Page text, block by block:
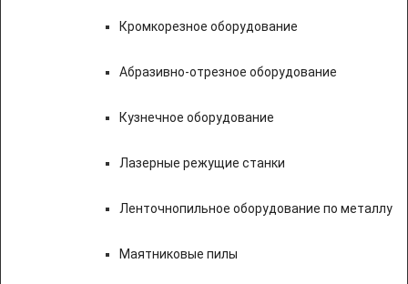
Кромкорезное оборудование
Абразивно-отрезное оборудование
Кузнечное оборудование
Лазерные режущие станки
Ленточнопильное оборудование по металлу
Маятниковые пилы